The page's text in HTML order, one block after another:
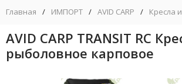
Главная / ИМПОРТ / AVID CARP / Кресла
AVID CARP TRANSIT RC
рыболовное карповое